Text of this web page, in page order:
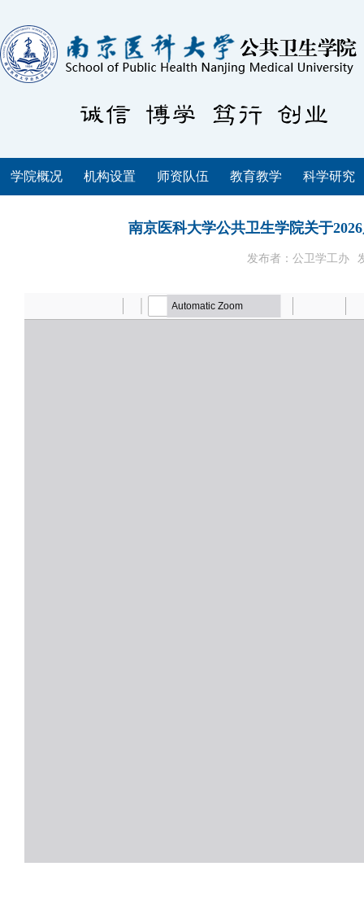
学院概况 机构设置 师资队伍 教育教学 科学研究
南京医科大学公共卫生学院关于
发布者：公卫学工办